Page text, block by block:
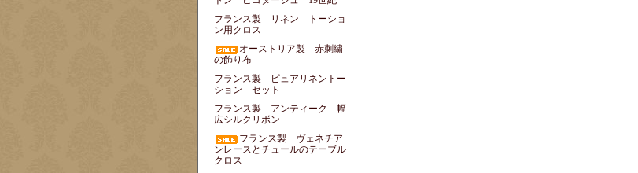
フランス製 リネン トーショ
ン用クロス
オーストリア製 赤刺繍
の飾り布
フランス製 ピュアリネントー
ション セット
フランス製 アンティーク 幅
広シルクリボン
フランス製 ヴェネチア
ンレースとチュールのテーブル
クロス